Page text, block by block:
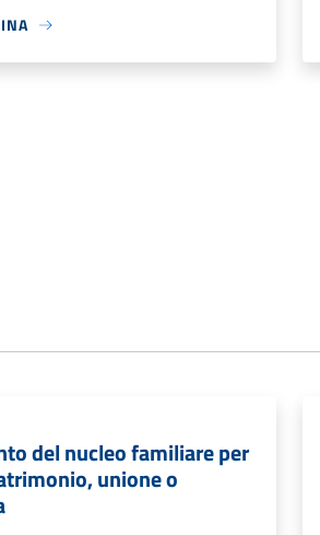
del nucleo familiare per
unione o